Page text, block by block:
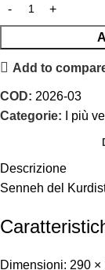
Add to
COD: 2026-03
Categorie:
I più
Descrizione
Senneh del
Dimensioni: 290 ×